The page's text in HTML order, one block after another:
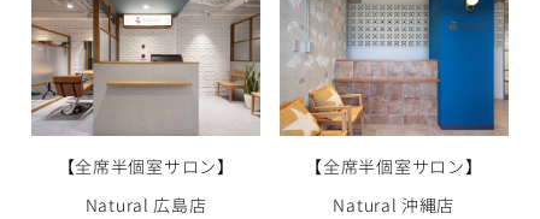
【全席半個室サロン】
Natural 広島店
【全席半個室サロン】
Natural 沖縄店